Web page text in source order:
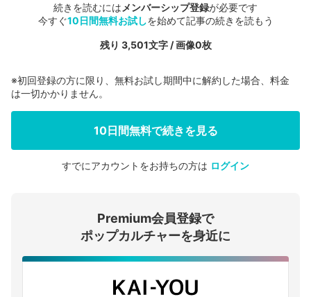
続きを読むには メンバーシップ登録が必要です
今すぐ10日間無料お試しを始めて記事の続きを読もう
残り 3,501文字 / 画像0枚
会員登録する
ログインする
※初回登録の方に限り、無料お試し期間中に解約した場合、料金
は一切かかりません。
10日間無料で続きを見る
すでにアカウントをお持ちの方は ログイン
Premium会員登録で
ポップカルチャーを身近に